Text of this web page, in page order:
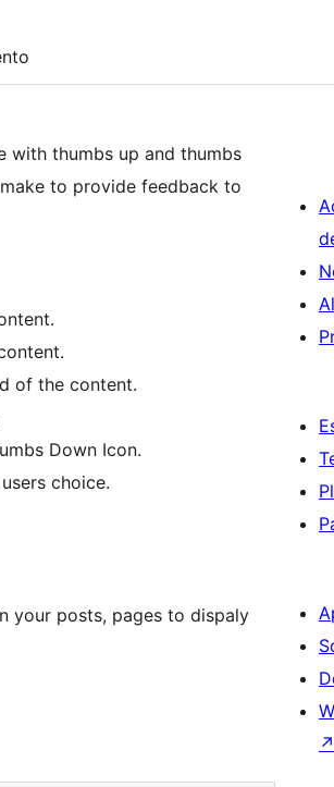
with thumbs up and thumbs
to provide feedback to
of the content.
Down Icon.
choice.
↗